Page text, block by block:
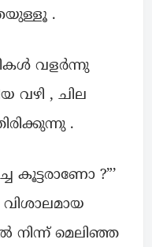
.
വളർന്നു
വഴി , ചില
.
കൂട്ടരാണോ ?”’
നിന്ന് മെലിഞ്ഞ